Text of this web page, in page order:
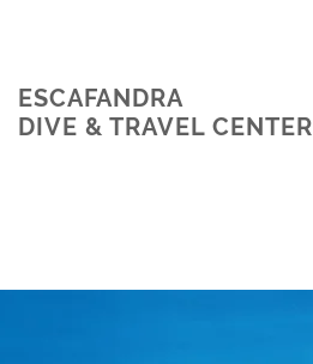
ESCAFANDRA
DIVE & TRAVEL CENTER